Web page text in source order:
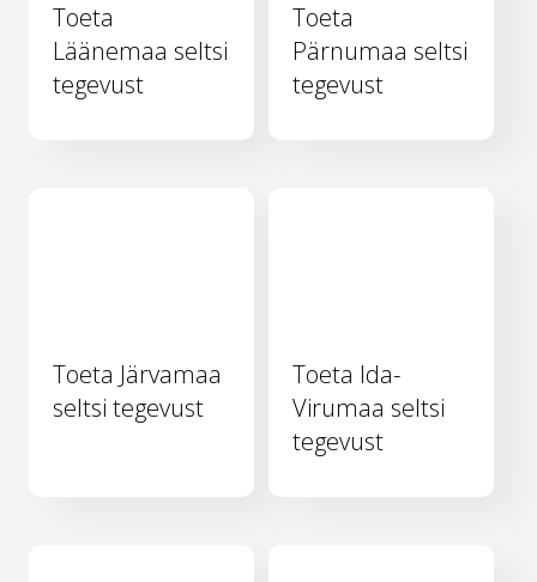
Toeta
Läänemaa seltsi
tegevust
Toeta
Pärnumaa seltsi
tegevust
Toeta Järvamaa
seltsi tegevust
Toeta Ida-
Virumaa seltsi
tegevust